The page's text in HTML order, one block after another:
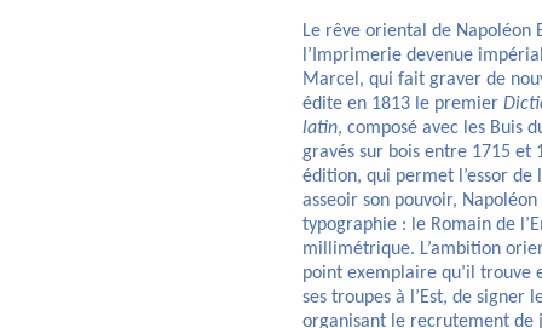
Le rêve oriental de Napoléon
l’Imprimerie devenue
Marcel, qui fait graver de
édite en 1813 le premier
latin, composé avec les Buis
gravés sur bois entre 1715 et
édition, qui permet l’essor de
asseoir son pouvoir,
typographie : le Romain de
millimétrique. L’ambition
point exemplaire qu’il trouve
ses troupes à l’Est, de signer
organisant le recrutement de